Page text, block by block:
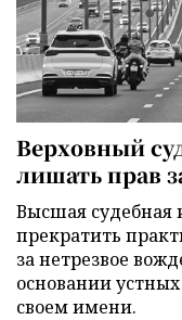
Верховный
лишать прав
Высшая судебная
прекратить
за нетрезвое
основании
своем имени.